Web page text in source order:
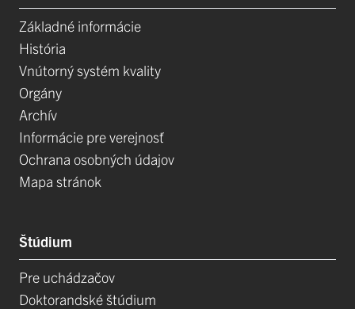
Základné informácie
História
Vnútorný systém kvality
Orgány
Archív
Informácie pre verejnosť
Ochrana osobných údajov
Mapa stránok
Štúdium
Pre uchádzačov
Doktorandské štúdium